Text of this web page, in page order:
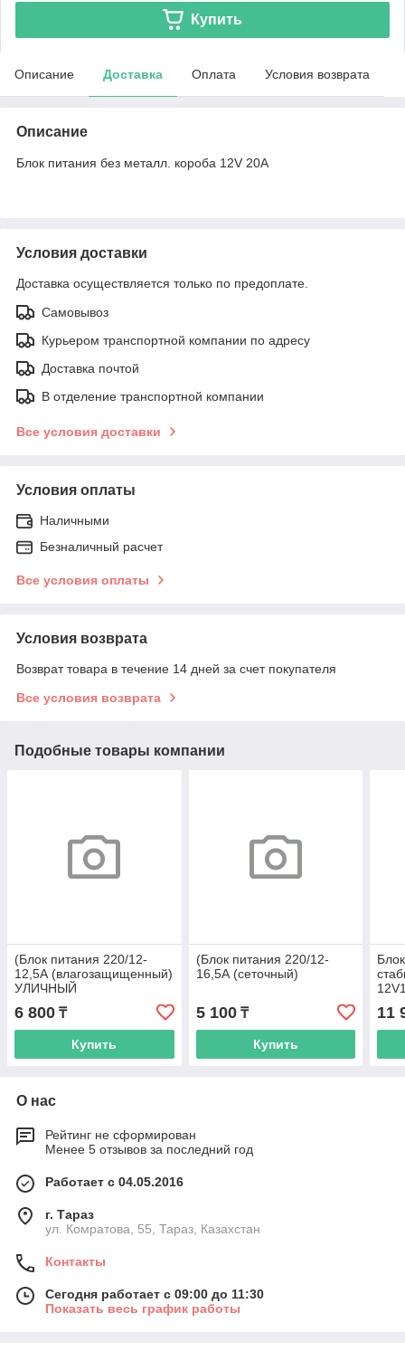
Купить
Описание Доставка Оплата Условия возврата
Описание
Блок питания без металл. короба 12V 20A
Условия доставки
Доставка осуществляется только по предоплате.
Самовывоз
Курьером транспортной компании по адресу
Доставка почтой
В отделение транспортной компании
Все условия доставки
Условия оплаты
Наличными
Безналичный расчет
Все условия оплаты
Условия возврата
Возврат товара в течение 14 дней за счет покупателя
Все условия возврата
Подобные товары компании
(Блок питания 220/12-
12,5А (влагозащищенный)
УЛИЧНЫЙ
6 800 ₸
Купить
(Блок питания 220/12-
16,5А (сеточный)
5 100₸
Купить
11
О нас
Рейтинг не сформирован
Менее 5 отзывов за последний год
Работает с 04.05.2016
г. Тараз
ул. Комратова, 55, Тараз, Казахстан
Контакты
Сегодня работает с 09:00 до 11:30
Показать весь график работы